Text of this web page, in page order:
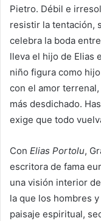
Pietro. Débil e
resistir la tentación,
celebra la boda
lleva el hijo de Elias
niño figura como
con el amor
más desdichado.
exige que todo
Con Elias Portolu,
escritora de fama
una visión interior
la que los hombres
paisaje espiritual,